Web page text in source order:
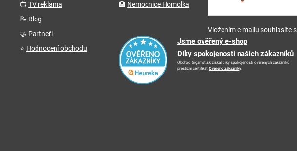
Vložením e-mailu souhlasíte s
📺 TV reklama
📝 Blog
🤝 Partneři
⭐ Hodnocení obchodu
🏨 Nemocnice Homolka
Jsme ověřený e-shop
Díky spokojenosti našich zákazníků
Obchod Gigamat.sk získal díky spokojenosti ověřených zákazníků
prestižní certifikát Ověřeno zákazníky.